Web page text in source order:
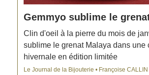
Gemmyo sublime le
Clin d'oeil à la pierre du mois de
sublime le grenat Malaya dans une
hivernale en édition limitée
Le Journal de la Bijouterie • Françoise CALLIN